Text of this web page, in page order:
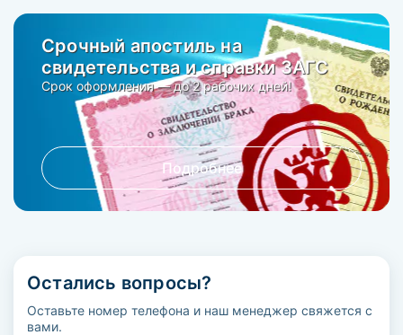
Срочный апостиль на
свидетельства и справки ЗАГС
Срок оформления — до 2 рабочих дней!
Подробнее
Остались вопросы?
Оставьте номер телефона и наш менеджер свяжется с
вами.